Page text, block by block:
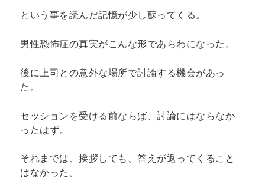
という事を読んだ記憶が少し蘇ってくる。
男性恐怖症の真実がこんな形であらわになった。
後に上司との意外な場所で討論する機会があっ
た。
セッションを受ける前ならば、討論にはならなか
ったはず。
それまでは、挨拶しても、答えが返ってくること
はなかった。